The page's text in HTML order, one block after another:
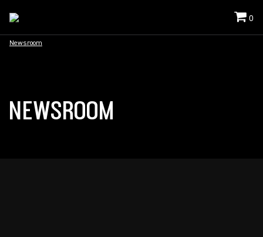
0
Newsroom
NEWSROOM